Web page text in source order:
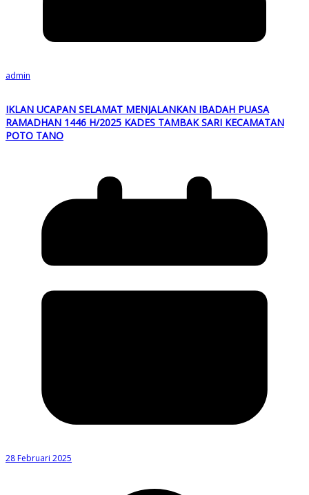
admin
IKLAN UCAPAN SELAMAT MENJALANKAN IBADAH PUASA
RAMADHAN 1446 H/2025 KADES TAMBAK SARI KECAMATAN
POTO TANO
28 Februari 2025